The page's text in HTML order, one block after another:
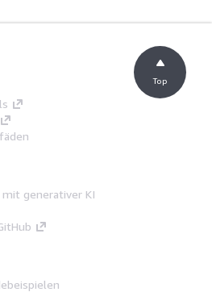
mit generativer KI
Top